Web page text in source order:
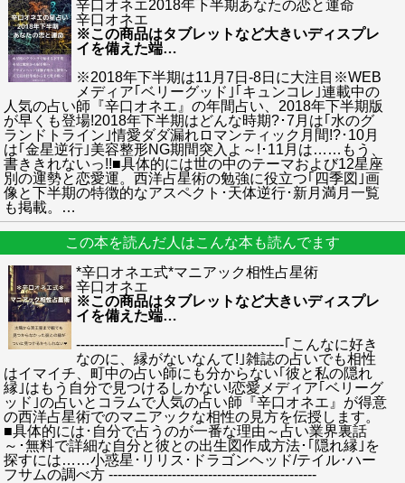
辛口オネエ2018年下半期あなたの恋と運命
辛口オネエ
※この商品はタブレットなど大きいディスプレ
イを備えた端…
※2018年下半期は11月7日-8日に大注目※WEB
メディア｢ベリーグッド｣｢キュンコレ｣連載中の
人気の占い師『辛口オネエ』の年間占い、2018年下半期版
が早くも登場!2018年下半期はどんな時期?･7月は｢水のグ
ランドトライン｣情愛ダダ漏れロマンティック月間!?･10月
は｢金星逆行｣美容整形NG期間突入よ～!･11月は……もう、
書ききれないっ!!■具体的には世の中のテーマおよび12星座
別の運勢と恋愛運。西洋占星術の勉強に役立つ｢四季図｣画
像と下半期の特徴的なアスペクト･天体逆行･新月満月一覧
も掲載。
…
この本を読んだ人はこんな本も読んでます
*辛口オネエ式*マニアック相性占星術
辛口オネエ
※この商品はタブレットなど大きいディスプレ
イを備えた端…
----------------------------------------------｢こんなに好き
なのに、縁がないなんて!｣雑誌の占いでも相性
はイマイチ、町中の占い師にも分からない｢彼と私の隠れ
縁｣はもう自分で見つけるしかない!恋愛メディア｢ベリーグ
ッド｣の占いとコラムで人気の占い師『辛口オネエ』が得意
の西洋占星術でのマニアックな相性の見方を伝授します。
■具体的には･自分で占うのが一番な理由～占い業界裏話
～･無料で詳細な自分と彼との出生図作成方法･｢隠れ縁｣を
探すには……小惑星･リリス･ドラゴンヘッド/テイル･ハー
フサムの調べ方 ----------------------------------------------